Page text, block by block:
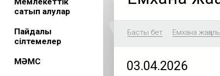
сатып алулар
Пайдалы
сілтемелер
МӘМС
Басты бет Емхана
03.04.2026